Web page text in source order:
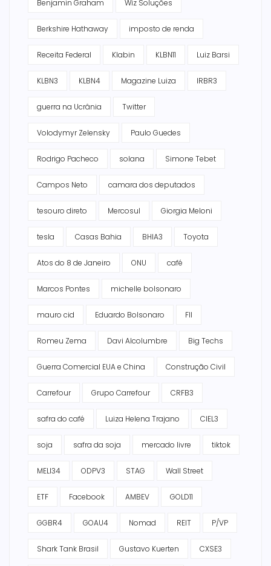
Benjamin Graham Wiz Soluções
Berkshire Hathaway imposto de renda
Receita Federal Klabin KLBN11 Luiz Barsi
KLBN3 KLBN4 Magazine Luiza IRBR3
guerra na Ucrânia Twitter
Volodymyr Zelensky Paulo Guedes
Rodrigo Pacheco solana Simone Tebet
Campos Neto camara dos deputados
tesouro direto Mercosul Giorgia Meloni
tesla Casas Bahia BHIA3 Toyota
Atos do 8 de Janeiro ONU café
Marcos Pontes michelle bolsonaro
mauro cid Eduardo Bolsonaro FII
Romeu Zema Davi Alcolumbre Big Techs
Guerra Comercial EUA e China Construção Civil
Carrefour Grupo Carrefour CRFB3
safra do café Luiza Helena Trajano CIEL3
soja safra da soja mercado livre tiktok
MELI34 ODPV3 STAG Wall Street
ETF Facebook AMBEV GOLD11
GGBR4 GOAU4 Nomad REIT P/VP
Shark Tank Brasil Gustavo Kuerten CXSE3